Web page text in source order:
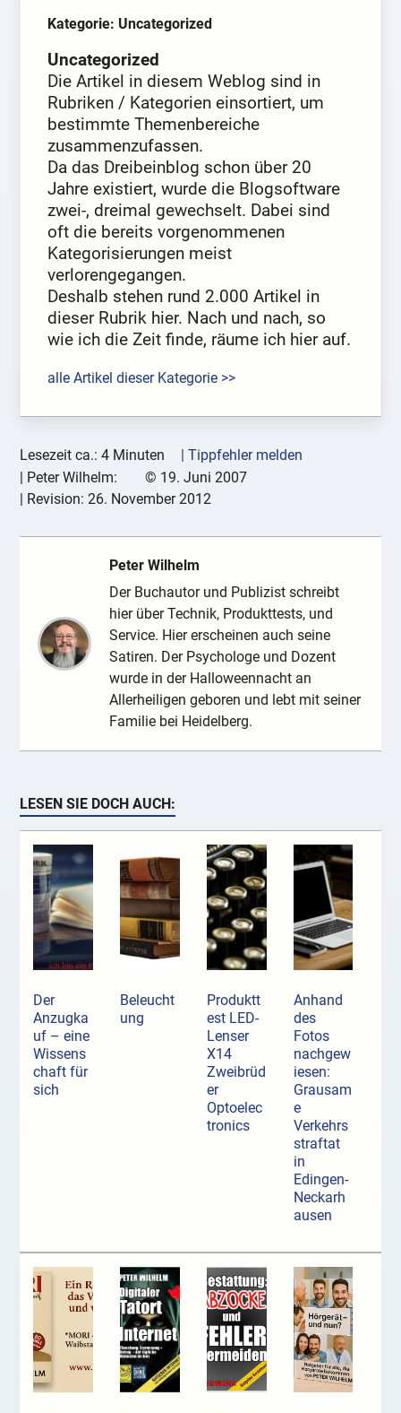
Kategorie: Uncategorized
Uncategorized
Die Artikel in diesem Weblog sind in
Rubriken / Kategorien einsortiert, um
bestimmte Themenbereiche
zusammenzufassen.
Da das Dreibeinblog schon über 20
Jahre existiert, wurde die Blogsoftware
zwei-, dreimal gewechselt. Dabei sind
oft die bereits vorgenommenen
Kategorisierungen meist
verlorengegangen.
Deshalb stehen rund 2.000 Artikel in
dieser Rubrik hier. Nach und nach, so
wie ich die Zeit finde, räume ich hier auf.
alle Artikel dieser Kategorie >>
Lesezeit ca.: 4 Minuten
| Tippfehler melden
Peter Wilhelm: © 19. Juni 2007
| Revision:26. November 2012
Peter Wilhelm
Der Buchautor und Publizist schreibt
hier über Technik, Produkttests, und
Service. Hier erscheinen auch seine
Satiren. Der Psychologe und Dozent
wurde in der Halloweennacht an
Allerheiligen geboren und lebt mit seiner
Familie bei Heidelberg.
LESEN SIE DOCH AUCH:
Der
Anzugka
uf ­– eine
Wissens
chaft für
sich
Beleucht
ung
Produktt
est LED-
Lenser
X14
Zweibrüd
er
Optoelec
tronics
Anhand
des
Fotos
nachgew
iesen:
Grausam
e
Verkehrs
straftat
in
Edingen-
Neckarh
ausen